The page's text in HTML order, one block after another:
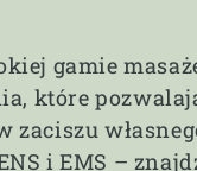
gamie
które
i EMS –